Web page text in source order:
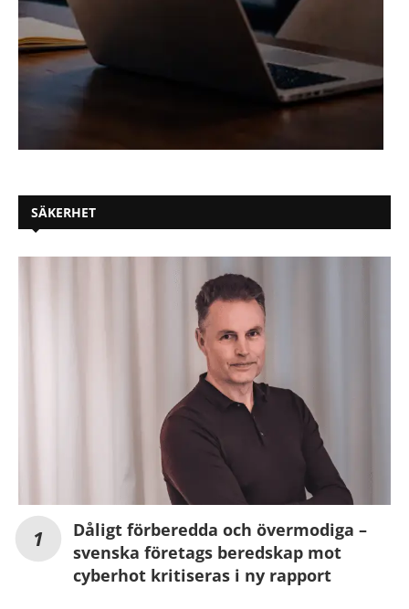
SÄKERHET
Dåligt förberedda och övermodiga –
svenska företags beredskap mot
cyberhot kritiseras i ny rapport